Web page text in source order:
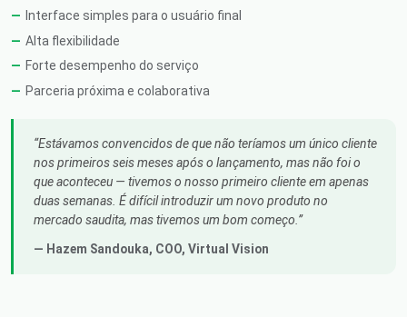
Interface simples para o usuário final
Alta flexibilidade
Forte desempenho do serviço
Parceria próxima e colaborativa
Estávamos convencidos de que não teríamos um único cliente
nos primeiros seis meses após o lançamento, mas não foi o
que aconteceu — tivemos o nosso primeiro cliente em apenas
duas semanas. É difícil introduzir um novo produto no
mercado saudita, mas tivemos um bom começo.
— Hazem Sandouka, COO, Virtual Vision